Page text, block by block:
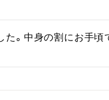
。中身の割にお手頃